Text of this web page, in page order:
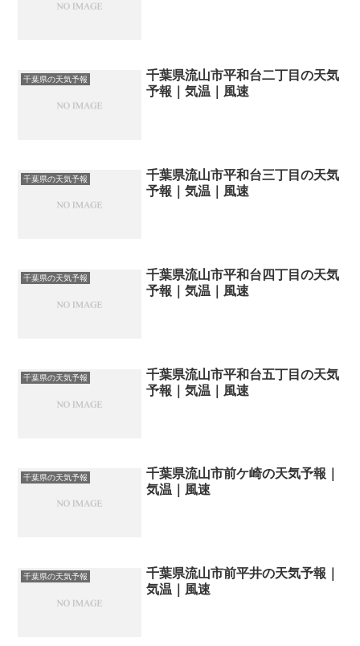
千葉県の天気予報
千葉県流山市平和台二丁目の天気
予報｜気温｜風速
千葉県の天気予報
千葉県流山市平和台三丁目の天気
予報｜気温｜風速
千葉県の天気予報
千葉県流山市平和台四丁目の天気
予報｜気温｜風速
千葉県の天気予報
千葉県流山市平和台五丁目の天気
予報｜気温｜風速
千葉県の天気予報
千葉県流山市前ケ崎の天気予報｜
気温｜風速
千葉県の天気予報
千葉県流山市前平井の天気予報｜
気温｜風速